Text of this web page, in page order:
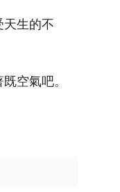
生的不
空氣吧。